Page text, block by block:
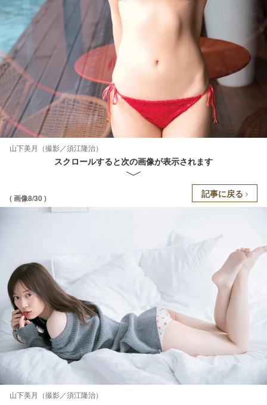
山下美月（撮影／須江隆治）
スクロールすると次の画像が表示されます
( 画像8/30 ) 記事に戻る
山下美月（撮影／須江隆治）